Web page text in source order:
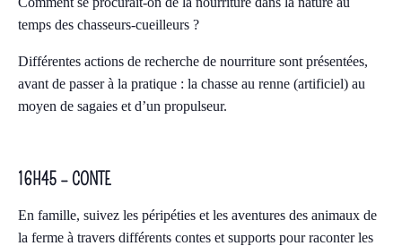
temps des chasseurs-cueilleurs ?
Différentes actions de recherche de nourriture sont présentées,
avant de passer à la pratique : la chasse au renne (artificiel) au
moyen de sagaies et d’un propulseur.
16H45 – CONTE
En famille, suivez les péripéties et les aventures des animaux de
la ferme à travers différents contes et supports pour raconter les